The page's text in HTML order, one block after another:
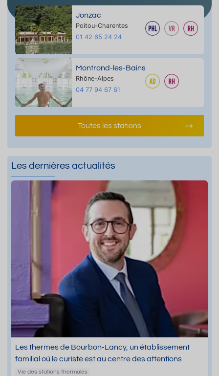
Jonzac
Poitou-Charentes
01 42 65 24 24
Montrond-les-Bains
Rhône-Alpes
04 77 94 67 61
Toutes les stations
Les dernières actualités
Les thermes de Bourbon-Lancy, un établissement
familial où le curiste est au centre des attentions
Vie des stations thermales